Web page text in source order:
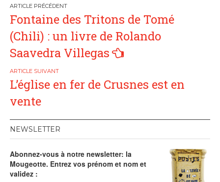
Navigation
de
l’article
Fontaine des Tritons de Tomé
(Chili) : un livre de Rolando
Saavedra Villegas
L’église en fer de Crusnes est en
vente
NEWSLETTER
Abonnez-vous à notre newsletter: la
Mougeotte. Entrez vos prénom et nom et
validez :